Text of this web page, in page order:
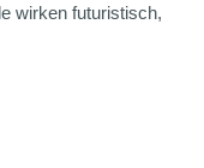
wirken futuristisch,